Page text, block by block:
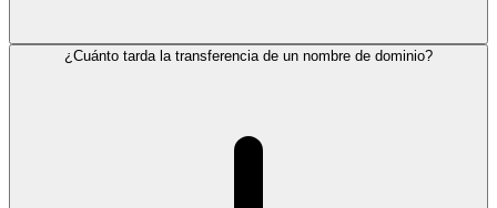
¿Cuánto tarda la transferencia de un nombre de dominio?